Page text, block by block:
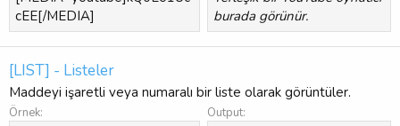
cEE[/MEDIA]
burada görünür.
[LIST] - Listeler
Maddeyi işaretli veya numaralı bir liste olarak görüntüler.
Örnek: Output: